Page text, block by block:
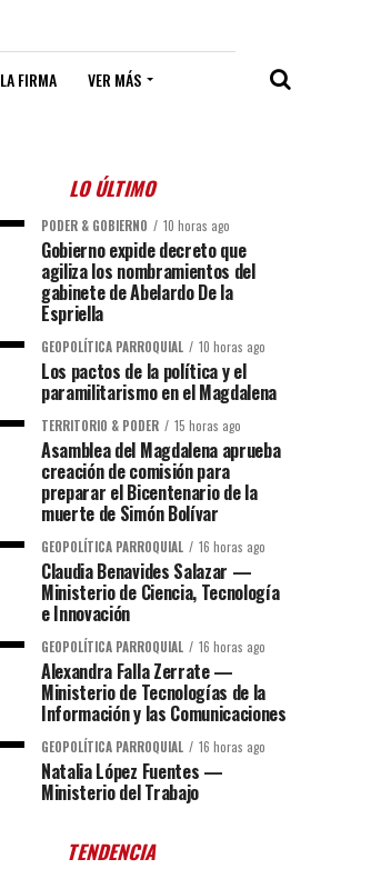
LA FIRMA VER MÁS
LO ÚLTIMO
PODER & GOBIERNO 10 horas ago
Gobierno expide decreto que
agiliza los nombramientos del
gabinete de Abelardo De la
Espriella
GEOPOLÍTICA PARROQUIAL 10 horas ago
Los pactos de la política y el
paramilitarismo en el Magdalena
TERRITORIO & PODER 15 horas ago
Asamblea del Magdalena aprueba
creación de comisión para
preparar el Bicentenario de la
muerte de Simón Bolívar
GEOPOLÍTICA PARROQUIAL 16 horas ago
Claudia Benavides Salazar —
Ministerio de Ciencia, Tecnología
e Innovación
GEOPOLÍTICA PARROQUIAL 16 horas ago
Alexandra Falla Zerrate —
Ministerio de Tecnologías de la
Información y las Comunicaciones
GEOPOLÍTICA PARROQUIAL 16 horas ago
Natalia López Fuentes —
Ministerio del Trabajo
TENDENCIA